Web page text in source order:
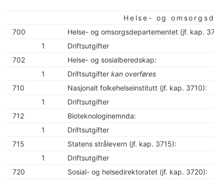
Helse- og
700
Helse- og omsorgsdepartementet (jf. kap.
1
Driftsutgifter
702
Helse- og sosialberedskap:
1
Driftsutgifter kan overføres
710
Nasjonalt folkehelseinstitutt (jf. kap. 3710):
1
Driftsutgifter
712
Bioteknologinemnda:
1
Driftsutgifter
715
Statens strålevern (jf. kap. 3715):
1
Driftsutgifter
720
Sosial- og helsedirektoratet (jf. kap. 3720):